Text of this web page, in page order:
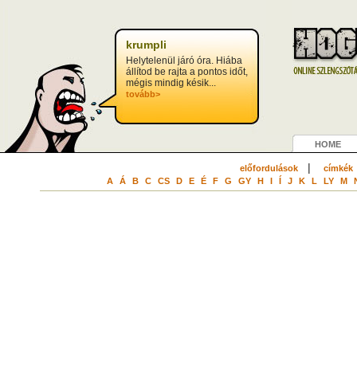
krumpli
Helytelenül járó óra. Hiába
állítod be rajta a pontos időt,
mégis mindig késik...
tovább>
HOME
előfordulások| címkék
A Á B C CS D E É F G GY H I Í J K L LY M